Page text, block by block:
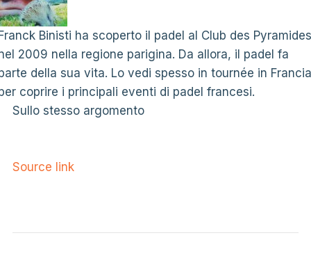
Binisti ha scoperto il padel al Club des Pyramides
2009 nella regione parigina. Da allora, il padel fa
della sua vita. Lo vedi spesso in tournée in Francia
coprire i principali eventi di padel francesi.
Sullo stesso argomento
Source link